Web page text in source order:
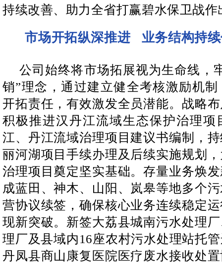
持续改善、助力全省打赢碧水保卫战
市场开拓纵深推进 业务结构持
公司始终将市场拓展视为生命线，
销”理念，通过建立健全考核激励机
开拓责任，有效激发全员潜能。战略
积极推进汉丹江流域生态保护治理项
江、丹江流域治理项目建议书编制，
丽河湖项目手续办理及后续实施规划
治理项目奠定坚实基础。存量业务焕
成蓝田、神木、山阳、岚皋等地多个
营协议续签，确保核心业务连续稳定
现新突破。新签大荔县城南污水处理
理厂及县域内16座农村污水处理站托
丹凤县商山康复医院医疗废水接收处